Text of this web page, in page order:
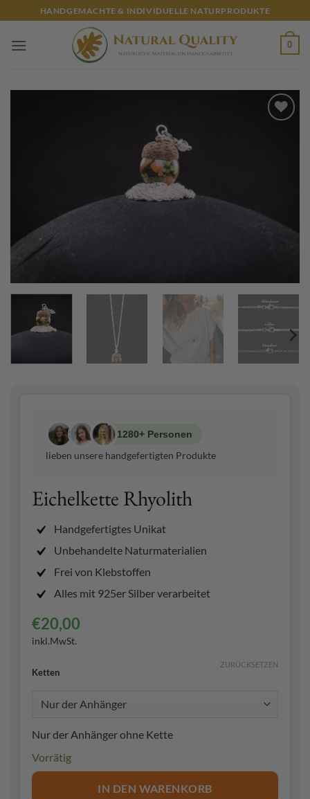
Inhalt
springen
HANDGEMACHTE & INDIVIDUELLE NATURPRODUKTE
0
1280+ Personen
lieben unsere handgefertigten Produkte
Eichelkette Rhyolith
Handgefertigtes Unikat
Unbehandelte Naturmaterialien
Frei von Klebstoffen
Alles mit 925er Silber verarbeitet
€20,00
inkl.MwSt.
Ketten
ZURÜCKSETZEN
Nur der Anhänger ohne Kette
Vorrätig
IN DEN WARENKORB